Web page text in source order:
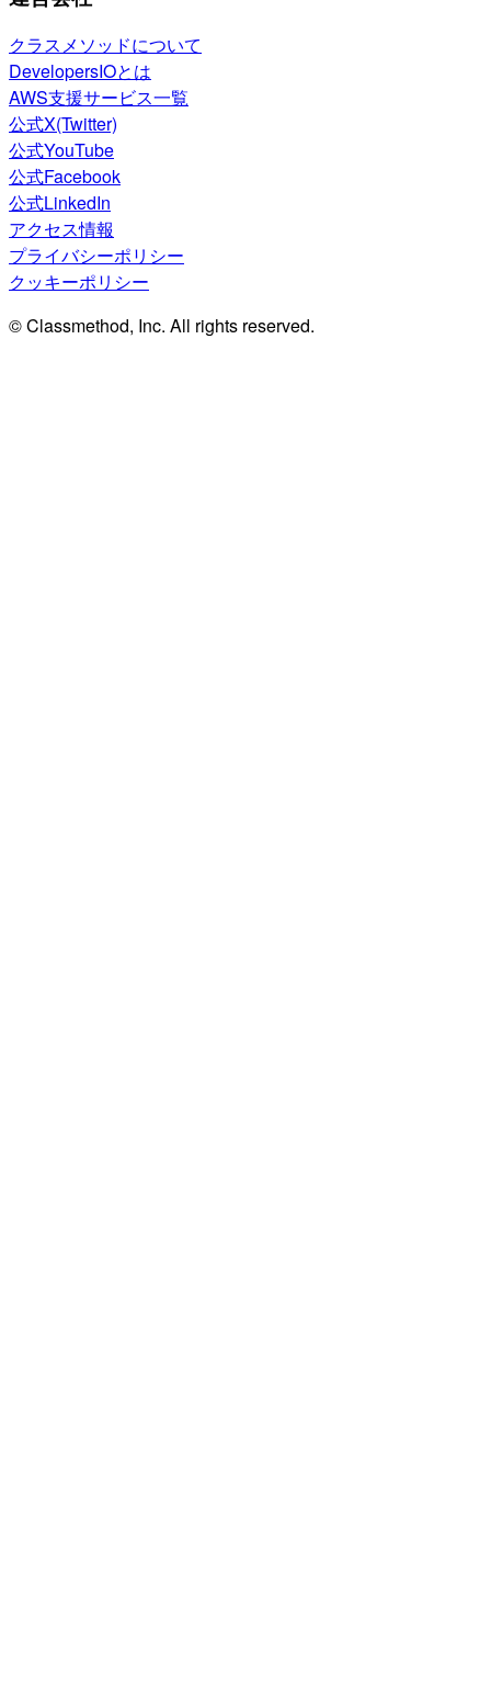
クラスメソッドについて
DevelopersIOとは
AWS支援サービス一覧
公式X(Twitter)
公式YouTube
公式Facebook
公式LinkedIn
アクセス情報
プライバシーポリシー
クッキーポリシー
© Classmethod, Inc. All rights reserved.